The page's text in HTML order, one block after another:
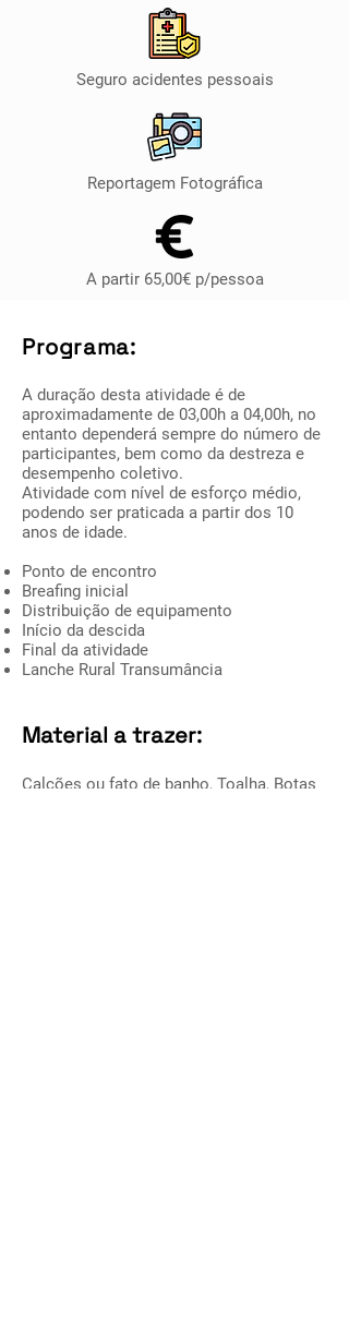
Seguro acidentes pessoais
Reportagem Fotográfica
A partir 65,00€ p/pessoa
Programa:
A duração desta atividade é de
aproximadamente de 03,00h a 04,00h, no
entanto dependerá sempre do número de
participantes, bem como da destreza e
desempenho coletivo.
Atividade com nível de esforço médio,
podendo ser praticada a partir dos 10
anos de idade.
Ponto de encontro
Breafing inicial
Distribuição de equipamento
Início da descida
Final da atividade
Lanche Rural Transumância
Material a trazer:
Calções ou fato de banho, Toalha, Botas